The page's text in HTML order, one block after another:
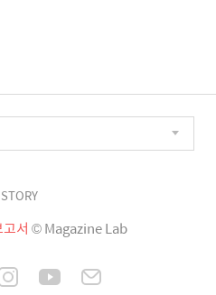
서 © Magazine Lab